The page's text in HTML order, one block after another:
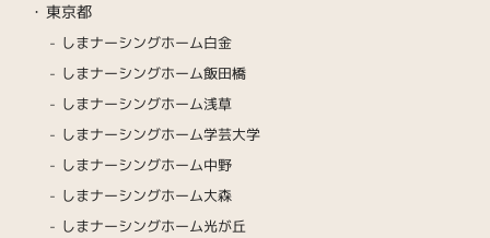
東京都
しまナーシングホーム白金
しまナーシングホーム飯田橋
しまナーシングホーム浅草
しまナーシングホーム学芸大学
しまナーシングホーム中野
しまナーシングホーム大森
しまナーシングホーム光が丘